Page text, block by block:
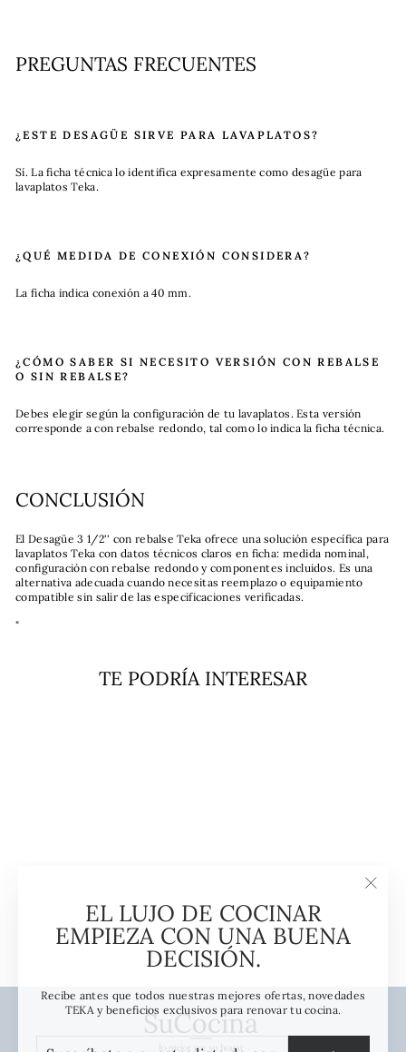
EL LUJO DE COCINAR
EMPIEZA CON UNA BUENA
DECISIÓN.
Recibe antes que todos nuestras mejores ofertas, novedades
TEKA y beneficios exclusivos para renovar tu cocina.
SUSCRÍBETE
SUSCRIBIR
PREGUNTAS FRECUENTES
¿ESTE DESAGÜE SIRVE PARA LAVAPLATOS?
Sí. La ficha técnica lo identifica expresamente como desagüe para
lavaplatos Teka.
¿QUÉ MEDIDA DE CONEXIÓN CONSIDERA?
La ficha indica conexión a 40 mm.
¿CÓMO SABER SI NECESITO VERSIÓN CON REBALSE
O SIN REBALSE?
Debes elegir según la configuración de tu lavaplatos. Esta versión
corresponde a con rebalse redondo, tal como lo indica la ficha técnica.
CONCLUSIÓN
El Desagüe 3 1/2'' con rebalse Teka ofrece una solución específica para
lavaplatos Teka con datos técnicos claros en ficha: medida nominal,
configuración con rebalse redondo y componentes incluidos. Es una
alternativa adecuada cuando necesitas reemplazo o equipamiento
compatible sin salir de las especificaciones verificadas.
"
TE PODRÍA INTERESAR
TEKA
$8.990